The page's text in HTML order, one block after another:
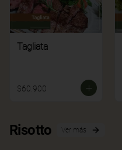
Tagliata
$60.900
Risotto Ver más